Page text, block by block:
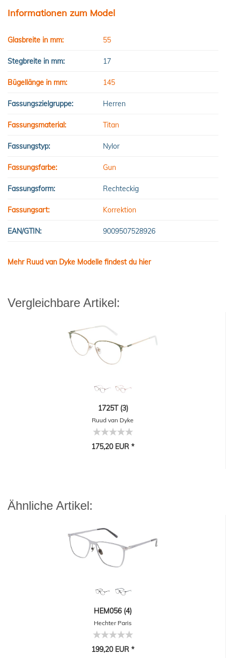
Informationen zum Model
Glasbreite in mm: 55
Stegbreite in mm: 17
Bügellänge in mm: 145
Fassungszielgruppe: Herren
Fassungsmaterial: Titan
Fassungstyp: Nylor
Fassungsfarbe: Gun
Fassungsform: Rechteckig
Fassungsart: Korrektion
EAN/GTIN: 9009507528926
Mehr Ruud van Dyke Modelle findest du hier
Vergleichbare Artikel:
1725T (3)
Ruud van Dyke
175,20 EUR *
Ähnliche Artikel:
HEM056 (4)
Hechter Paris
199,20 EUR *